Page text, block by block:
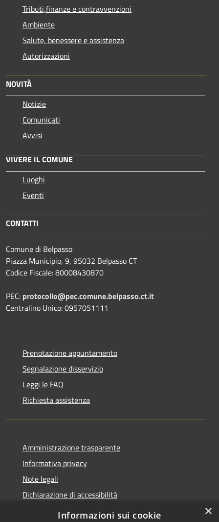
Tributi,finanze e contravvenzioni
Ambiente
Salute, benessere e assistenza
Autorizzazioni
NOVITÀ
Notizie
Comunicati
Avvisi
VIVERE IL COMUNE
Luoghi
Eventi
CONTATTI
Comune di Belpasso
Piazza Municipio, 9, 95032 Belpasso CT
Codice Fiscale: 80008430870
PEC: protocollo@pec.comune.belpasso.ct.it
Centralino Unico: 0957051111
Prenotazione appuntamento
Segnalazione disservizio
Leggi le FAQ
Richiesta assistenza
Amministrazione trasparente
Informativa privacy
Note legali
Dichiarazione di accessibilità
×
Informazioni sui cookie